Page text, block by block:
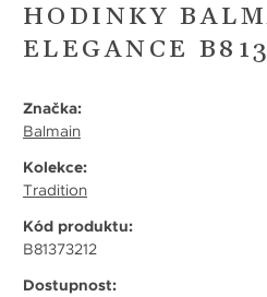
HODINKY
ELEGANCE
Značka:
Balmain
Kolekce:
Tradition
Kód produktu:
B81373212
Dostupnost: